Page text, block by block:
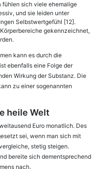
fühlen sich viele ehemalige
und sie leiden unter
Selbstwertgefühl [12].
gekennzeichnet,
kann es durch die
ebenfalls eine Folge der
Wirkung der Substanz. Die
zu einer sogenannten
heile Welt
Euro monatlich. Des
sei, wenn man sich mit
stetig steigen.
bereite sich dementsprechend
nach.